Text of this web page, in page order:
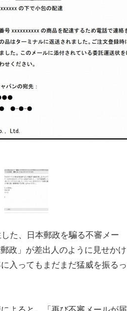
た、日本郵政を騙る不審メー
政」が差出人のように見せかけ
入ってもまだまだ猛威を振るっ